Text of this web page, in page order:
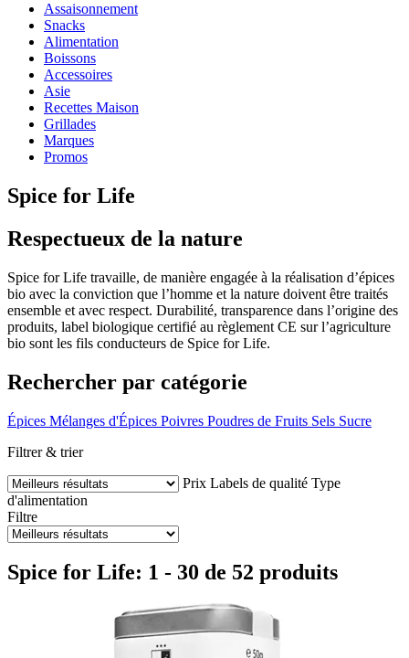
Assaisonnement
Snacks
Alimentation
Boissons
Accessoires
Asie
Recettes Maison
Grillades
Marques
Promos
Spice for Life
Respectueux de la nature
Spice for Life travaille, de manière engagée à la réalisation d’épices
bio avec la conviction que l’homme et la nature doivent être traités
ensemble et avec respect. Durabilité, transparence dans l’origine des
produits, label biologique certifié au règlement CE sur l’agriculture
bio sont les fils conducteurs de Spice for Life.
Rechercher par catégorie
Épices Mélanges d'Épices Poivres Poudres de Fruits Sels Sucre
Filtrer & trier
Prix Labels de qualité Type
d'alimentation
Filtre
Spice for Life: 1 - 30 de 52 produits